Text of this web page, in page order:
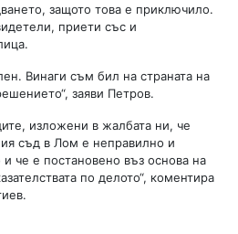
защото това е приключило.
приети със и
Винаги съм бил на страната на
заяви Петров.
изложени в жалбата ни, че
съд в Лом е неправилно и
и че е постановено въз основа на
по делото“, коментира